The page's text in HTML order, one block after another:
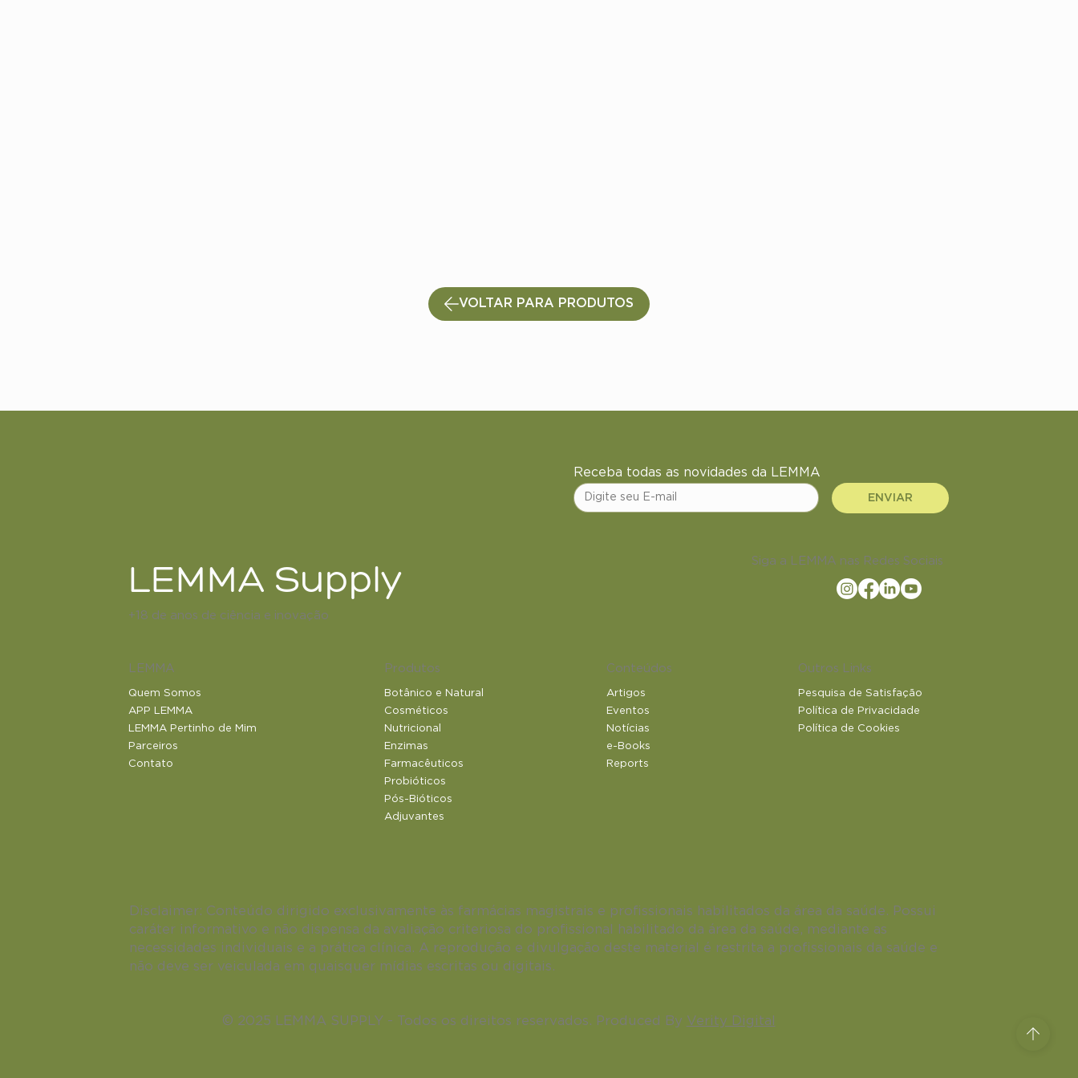
VOLTAR PARA PRODUTOS
© 2025 LEMMA SUPPLY - Todos os direitos reservados. Produced By Verity Digital
Disclaimer: Conteúdo dirigido exclusivamente às farmácias magistrais e profissionais habilitados da área da saúde. Possui
caráter informativo e não dispensa da avaliação criteriosa do profissional habilitado da área da saúde, mediante as
necessidades individuais e a prática clínica. A reprodução e divulgação deste material é restrita a profissionais da saúde e
não deve ser veiculada em quaisquer mídias escritas ou digitais.
LEMMA Supply
+18 de anos de ciência e inovação
Siga a LEMMA nas Redes Sociais
LEMMA
Quem Somos
APP LEMMA
LEMMA Pertinho de Mim
Parceiros
Contato
Produtos
Botânico e Natural​
Cosméticos
Nutricional
Enzimas
Farmacêuticos
Probióticos
Pós-Bióticos
Adjuvantes
Conteúdos
Artigos
Eventos
Notícias
e-Books
Reports
Outros Links
Pesquisa de Satisfação
Política de Privacidade
Política de Cookies
Receba todas as novidades da LEMMA
ENVIAR